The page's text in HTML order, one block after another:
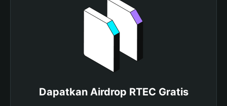
Dapatkan Airdrop RTEC Gratis